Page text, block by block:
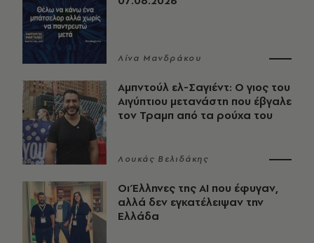
Λίνα Μανδράκου
Αμπντούλ ελ-Σαγιέντ: Ο γιος του
Αιγύπτιου μετανάστη που έβγαλε
τον Τραμπ από τα ρούχα του
Λουκάς Βελιδάκης
Οι Έλληνες της ΑΙ που έφυγαν,
αλλά δεν εγκατέλειψαν την
Ελλάδα